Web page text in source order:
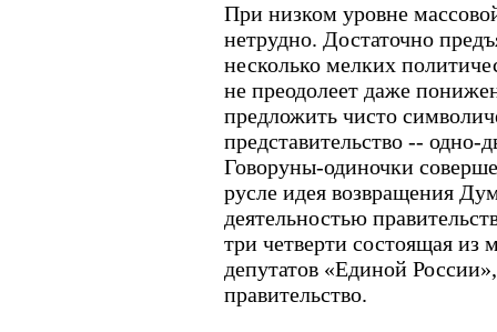
При низком уровне
нетрудно. Достаточно
несколько мелких
не преодолеет даже
предложить чисто
представительство -- одно-
Говоруны-одиночки
русле идея возвращения
деятельностью
три четверти состоящая
депутатов «Единой
правительство.